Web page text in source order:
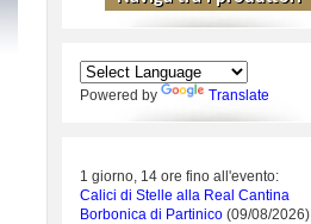
Powered by Translate
1 giorno, 14 ore fino all'evento:
Calici di Stelle alla Real Cantina
Borbonica di Partinico (09/08/2026)